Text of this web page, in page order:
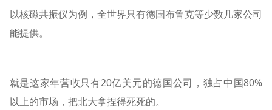
以核磁共振仪为例，全世界只有德国布鲁克等少数几家公司
能提供。
就是这家年营收只有20亿美元的德国公司，独占中国80%
以上的市场，把北大拿捏得死死的。